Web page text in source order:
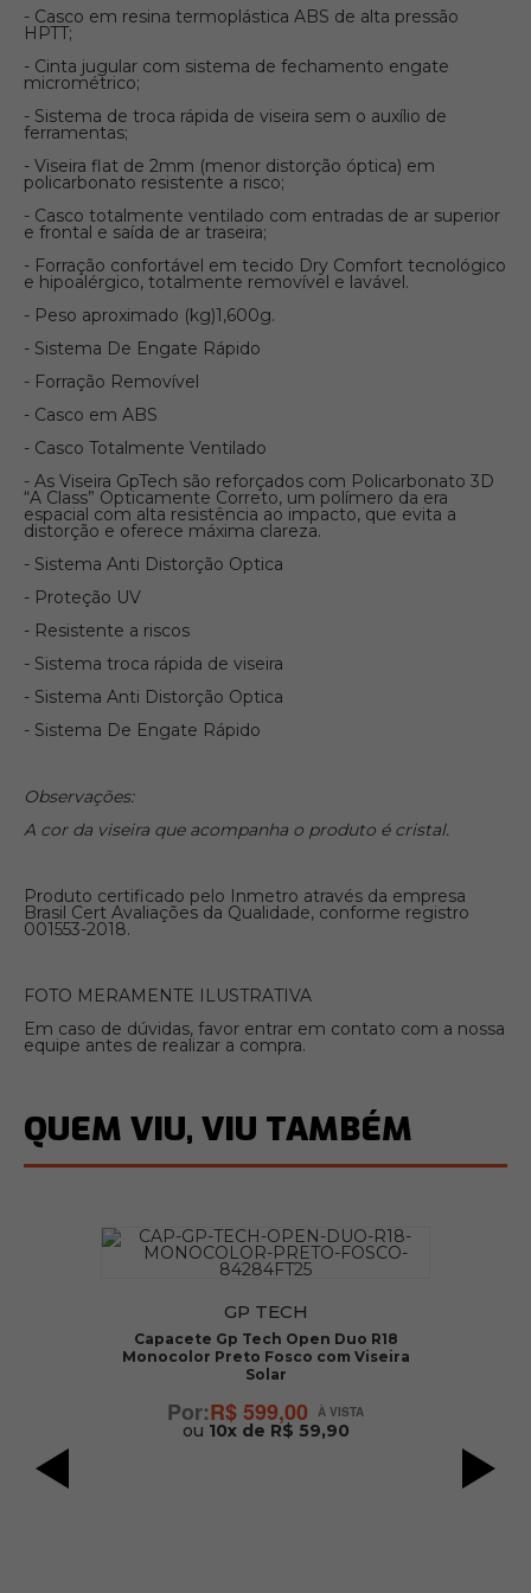
- Casco em resina termoplástica ABS de alta pressão
HPTT;
- Cinta jugular com sistema de fechamento engate
micrométrico;
- Sistema de troca rápida de viseira sem o auxílio de
ferramentas;
- Viseira flat de 2mm (menor distorção óptica) em
policarbonato resistente a risco;
- Casco totalmente ventilado com entradas de ar superior
e frontal e saída de ar traseira;
- Forração confortável em tecido Dry Comfort tecnológico
e hipoalérgico, totalmente removível e lavável.
- Peso aproximado (kg)1,600g.
- Sistema De Engate Rápido
- Forração Removível
- Casco em ABS
- Casco Totalmente Ventilado
- As Viseira GpTech são reforçados com Policarbonato 3D
“A Class” Opticamente Correto, um polímero da era
espacial com alta resistência ao impacto, que evita a
distorção e oferece máxima clareza.
- Sistema Anti Distorção Optica
- Proteção UV
- Resistente a riscos
- Sistema troca rápida de viseira
- Sistema Anti Distorção Optica
- Sistema De Engate Rápido
Observações:
A cor da viseira que acompanha o produto é cristal.
Produto certificado pelo Inmetro através da empresa
Brasil Cert Avaliações da Qualidade, conforme registro
001553-2018.
FOTO MERAMENTE ILUSTRATIVA
Em caso de dúvidas, favor entrar em contato com a nossa
equipe antes de realizar a compra.
QUEM VIU, VIU TAMBÉM
GP TECH
Capacete Gp Tech Open Duo R18
Monocolor Preto Fosco com Viseira
Solar
R$ 599,00
ou 10x de R$ 59,90